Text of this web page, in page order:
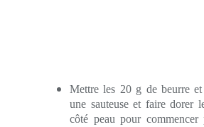
Mettre les 20 g de beurre
une sauteuse et faire dorer
côté peau pour commencer